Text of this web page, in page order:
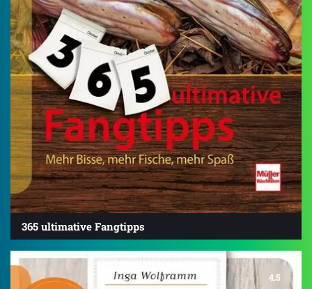
365 ultimative Fangtipps
4.5